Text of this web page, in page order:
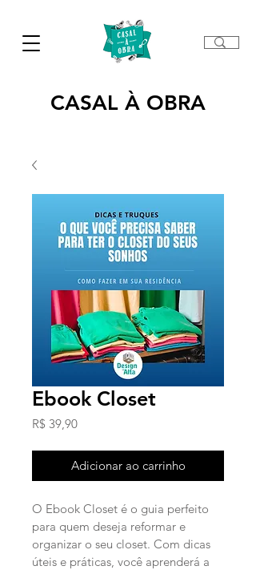
CASAL À OBRA
Ebook Closet
R$ 39,90Preço
Adicionar ao carrinho
O Ebook Closet é o guia perfeito
para quem deseja reformar e
organizar o seu closet. Com dicas
úteis e práticas, você aprenderá a